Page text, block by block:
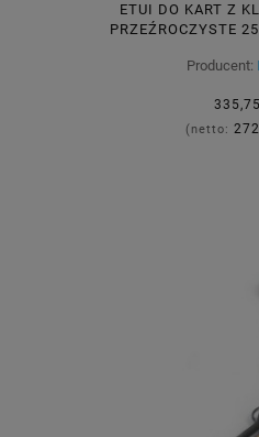
ETUI DO KART Z
PRZEŹROCZYSTE
Producent:
(netto: